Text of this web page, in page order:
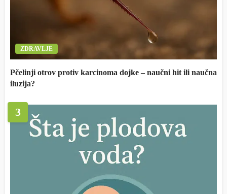
ZDRAVLJE
Pčelinji otrov protiv karcinoma dojke – naučni hit ili naučna
iluzija?
3